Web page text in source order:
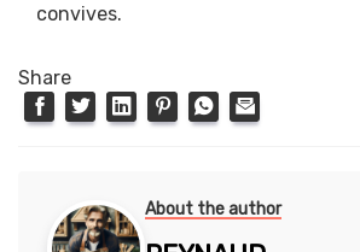
convives.
Share
About the author